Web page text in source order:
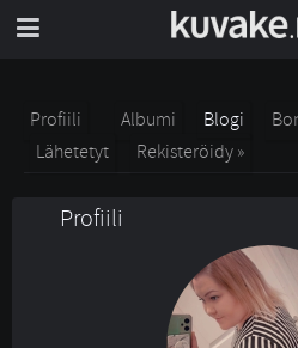
Profiili Albumi Blogi
Lähetetyt
Rekisteröidy »
Profiili